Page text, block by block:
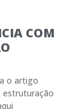
COM
o artigo
estruturação